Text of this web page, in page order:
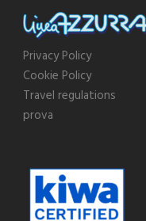
Privacy Policy
Cookie Policy
Travel regulations
prova